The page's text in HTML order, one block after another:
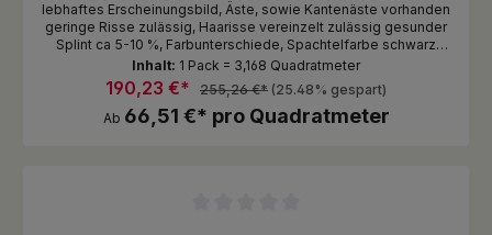
lebhaftes Erscheinungsbild, Äste, sowie Kantenäste vorhanden
geringe Risse zulässig, Haarisse vereinzelt zulässig gesunder
Splint ca 5-10 %, Farbunterschiede, Spachtelfarbe schwarz
Oberfläche Standardmässig naturbelassen 1 Lage im Paket
gestoßen Stellen Sie sich Ihern Traumboden zusammen wie
Sie es möchten von komplett natürlich, glatt/Oberfläche
unbehandelt, bis 3D gebürstet mit gebeizter und endgeölter
Oberfläche.
Ab 66,51 €* pro Quadratmeter
190,23 €* 255,26 €* (25.48% gespart)
Inhalt: 1 Pack = 3,168 Quadratmeter